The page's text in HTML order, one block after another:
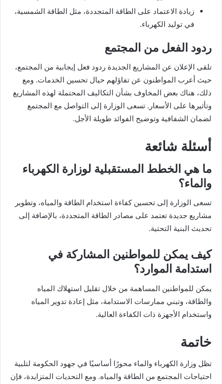
زيادة الاعتماد على الطاقة المتجددة، مثل الطاقة الشمسية،
في توليد الكهرباء.
ردود الفعل من المجتمع
تلقى الإعلان عن المشاريع الجديدة ردود فعل إيجابية من المجتمع،
حيث أعرب المواطنون عن تفاؤلهم حيال تحسين الخدمات. ومع
ذلك، هناك بعض المخاوف بشأن التكاليف المحتملة لهذه المشاريع
وتأثيرها على الأسعار. تسعى الوزارة إلى التواصل مع المجتمع
لضمان الشفافية وتوضيح الفوائد طويلة الأجل.
أسئلة شائعة
ما هي الخطط المستقبلية لوزارة الكهرباء
والماء؟
تسعى الوزارة إلى تحسين كفاءة استخدام الطاقة والمياه، وتطوير
مشاريع جديدة تعتمد على مصادر الطاقة المتجددة، بالإضافة إلى
تحديث البنية التحتية.
كيف يمكن للمواطنين المشاركة في
استدامة الموارد؟
يمكن للمواطنين المساهمة من خلال تقليل استهلاك المياه
والطاقة، وتبني ممارسات الاستدامة، مثل إعادة تدوير المياه
واستخدام الأجهزة ذات الكفاءة العالية.
خاتمة
تظل وزارة الكهرباء والماء محورًا أساسيًا في جهود الحكومة لتلبية
احتياجات المجتمع من الطاقة والمياه. ومع التحديات المتزايدة، فإن